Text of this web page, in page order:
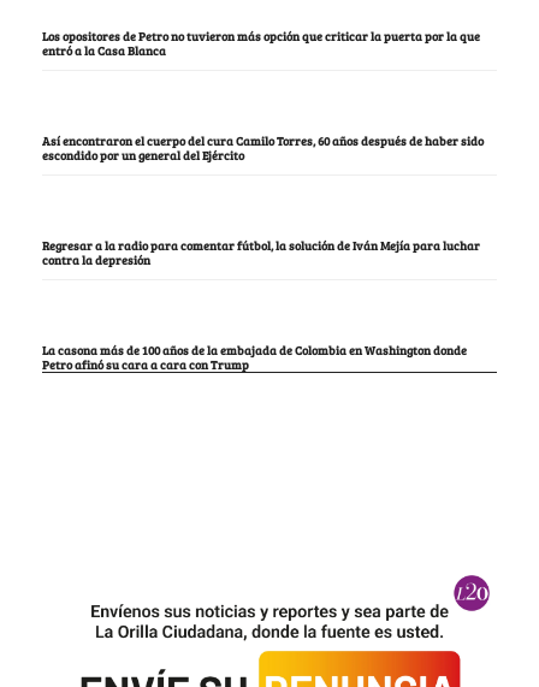
Los opositores de Petro no tuvieron más opción que criticar la puerta por la que
entró a la Casa Blanca
Así encontraron el cuerpo del cura Camilo Torres, 60 años después de haber sido
escondido por un general del Ejército
Regresar a la radio para comentar fútbol, la solución de Iván Mejía para luchar
contra la depresión
La casona más de 100 años de la embajada de Colombia en Washington donde
Petro afinó su cara a cara con Trump